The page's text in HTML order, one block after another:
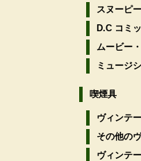
スヌーピー
D.C コミ
ムービー
ミュージ
喫煙具
ヴィンテ
その他の
ヴィンテ